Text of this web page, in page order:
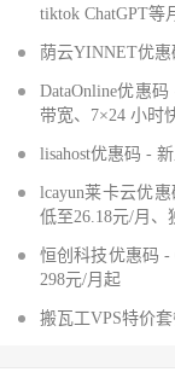
tiktok ChatGPT等
荫云YINNET优
DataOnline优惠
带宽、7×24 小时
lisahost优惠码 -
lcayun莱卡云优
低至26.18元/月、
恒创科技优惠码 -
298元/月起
搬瓦工VPS特价